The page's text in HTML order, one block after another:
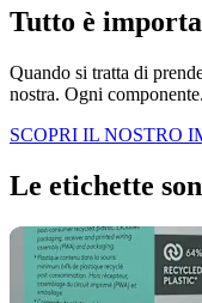
Tutto è
Quando si tratta di
nostra. Ogni
SCOPRI IL NOSTRO
Le etichette